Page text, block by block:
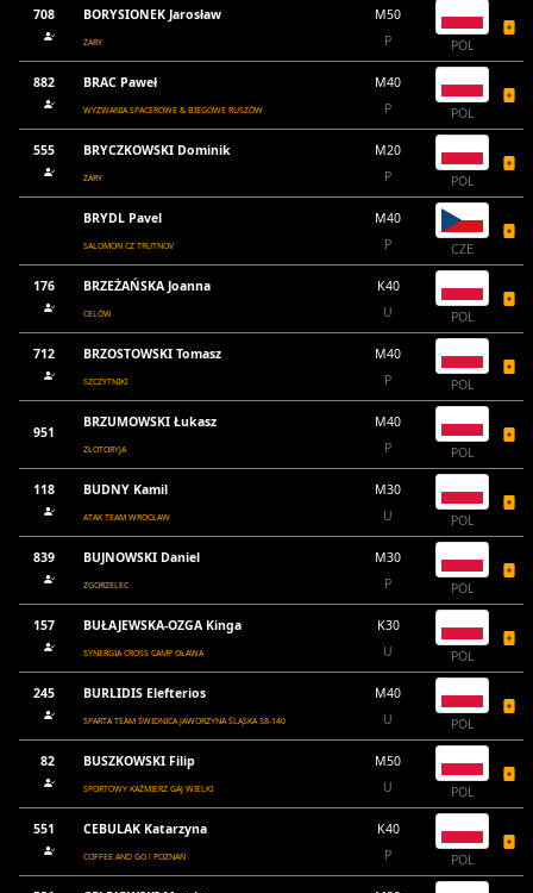
708 BORYSIONEK Jarosław
ŻARY
M50
P
POL
882 BRAC Paweł
WYZWANIA SPACEROWE & BIEGOWE RUSZÓW
M40
P
POL
555 BRYCZKOWSKI Dominik
ŻARY
M20
P
POL
BRYDL Pavel
SALOMON CZ TRUTNOV
M40
P
CZE
176 BRZEŻAŃSKA Joanna
CELÓW
K40
U
POL
712 BRZOSTOWSKI Tomasz
SZCZYTNIKI
M40
P
POL
951
BRZUMOWSKI Łukasz
ZŁOTORYJA
M40
P
POL
118 BUDNY Kamil
ATAK TEAM WROCŁAW
M30
U
POL
839 BUJNOWSKI Daniel
ZGORZELEC
M30
P
POL
157 BUŁAJEWSKA-OZGA Kinga
SYNERGIA CROSS CAMP OŁAWA
K30
U
POL
245 BURLIDIS Elefterios
SPARTA TEAM ŚWIDNICA JAWORZYNA ŚLĄSKA 58-140
M40
U
POL
82 BUSZKOWSKI Filip
SPORTOWY KAŹMIERZ GAJ WIELKI
M50
U
POL
551 CEBULAK Katarzyna
COFFEE AND GO ! POZNAŃ
K40
P
POL